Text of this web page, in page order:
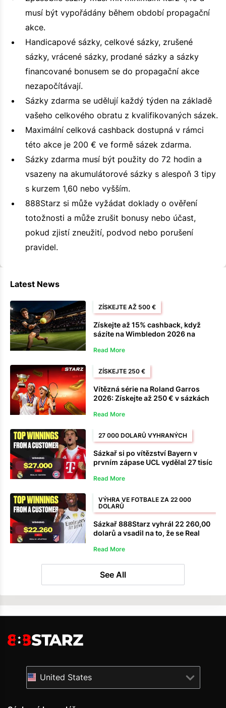
musí být vypořádány během období propagační
akce.
Handicapové sázky, celkové sázky, zrušené
sázky, vrácené sázky, prodané sázky a sázky
financované bonusem se do propagační akce
nezapočítávají.
Sázky zdarma se udělují každý týden na základě
vašeho celkového obratu z kvalifikovaných sázek.
Maximální celková cashback dostupná v rámci
této akce je 200 € ve formě sázek zdarma.
Sázky zdarma musí být použity do 72 hodin a
vsazeny na akumulátorové sázky s alespoň 3 tipy
s kurzem 1,60 nebo vyšším.
888Starz si může vyžádat doklady o ověření
totožnosti a může zrušit bonusy nebo účast,
pokud zjistí zneužití, podvod nebo porušení
pravidel.
Latest News
ZÍSKEJTE AŽ 500 €
Získejte až 15% cashback, když
sázíte na Wimbledon 2026 na
Read More
ZÍSKEJTE 250 €
Vítězná série na Roland Garros
2026: Získejte až 250 € v sázkách
Read More
27 000 DOLARŮ VYHRANÝCH
Sázkař si po vítězství Bayern v
prvním zápase UCL vydělal 27 tisíc
Read More
VÝHRA VE FOTBALE ZA 22 000
DOLARŮ
Sázkař 888Starz vyhrál 22 260,00
dolarů a vsadil na to, že se Real
Read More
See All
United States